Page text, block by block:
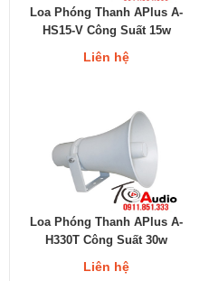
Loa Phóng Thanh APlus A-
HS15-V Công Suất 15w
Liên hệ
Loa Phóng Thanh APlus A-
H330T Công Suất 30w
Liên hệ